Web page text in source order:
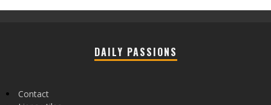
DAILY PASSIONS
Contact